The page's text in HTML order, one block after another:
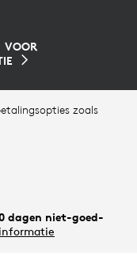
VOOR
zoals
dagen niet-goed-